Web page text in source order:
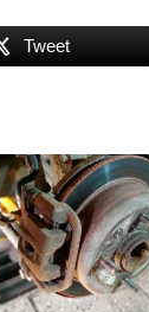
Tweet